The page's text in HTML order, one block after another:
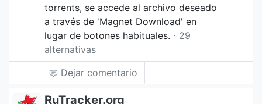
torrents, se accede al archivo deseado
a través de 'Magnet Download' en
lugar de botones habituales. ⋅ 29
alternativas
Dejar comentario
RuTracker.org